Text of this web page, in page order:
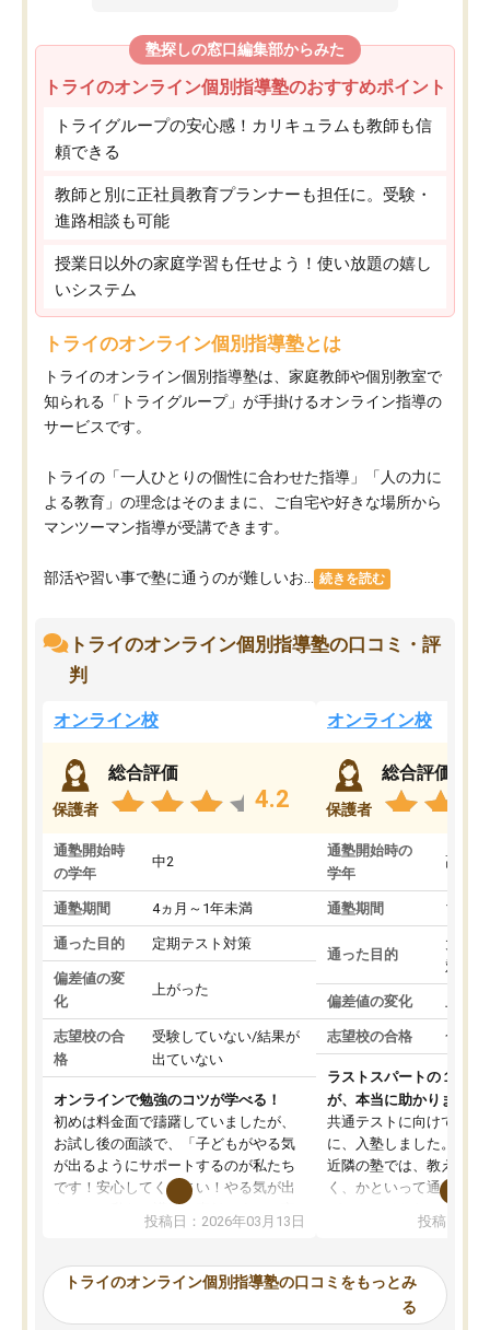
塾探しの窓口編集部からみた
トライのオンライン個別指導塾のおすすめポイント
トライグループの安心感！カリキュラムも教師も信
頼できる
教師と別に正社員教育プランナーも担任に。受験・
進路相談も可能
授業日以外の家庭学習も任せよう！使い放題の嬉し
いシステム
トライのオンライン個別指導塾とは
トライのオンライン個別指導塾は、家庭教師や個別教室で
知られる「トライグループ」が手掛けるオンライン指導の
サービスです。
トライの「一人ひとりの個性に合わせた指導」「人の力に
よる教育」の理念はそのままに、ご自宅や好きな場所から
マンツーマン指導が受講できます。
部活や習い事で塾に通うのが難しいお... 続きを読む
トライのオンライン個別指導塾の口コミ・評
判
オンライン校
保護者
総合評価
4.2
通塾開始時
の学年
中2
通塾期間 4ヵ月～1年未満
通った目的 定期テスト対策
偏差値の変
化
上がった
志望校の合
格
受験していない/結果が
出ていない
オンラインで勉強のコツが学べる！
初めは料金面で躊躇していましたが、
お試し後の面談で、「子どもがやる気
が出るようにサポートするのが私たち
です！安心してください！やる気が出
ないのは私たち講師の責任です」と言
ってくださり、確かに！と考えて、思
ったんですが、学生の先生から学ぶこ
み、徐々に成績が上がったらいいなと
投稿日：2026年03月13日
オンライン校
保護者
総合評価
通塾開始時の
学年
高3
通塾期間 1～3
通った目的
大学
対策
偏差値の変化 上が
志望校の合格 合格
ラストスパートの１か月
が、本当に助かりました
共通テストに向けての追
に、入塾しました。田舎
近隣の塾では、教えても
く、かといって通うには
可能なので本当に助か
らないところをピンポイ
頂いて、とてもわかり
していました。一生を
投稿日：
トライのオンライン個別指導塾の口コミをもっとみ
る